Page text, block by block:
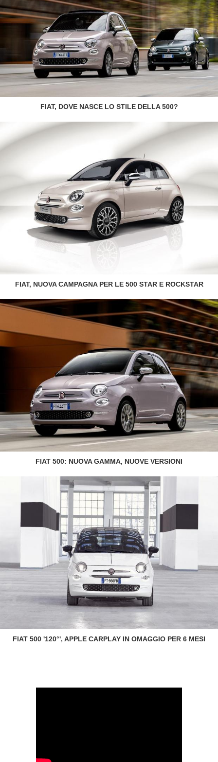
FIAT, DOVE NASCE LO STILE DELLA 500?
FIAT, NUOVA CAMPAGNA PER LE 500 STAR E ROCKSTAR
FIAT 500: NUOVA GAMMA, NUOVE VERSIONI
FIAT 500 '120°', APPLE CARPLAY IN OMAGGIO PER 6 MESI